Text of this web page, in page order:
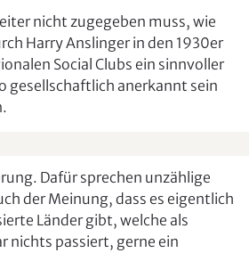
nicht zugegeben muss, wie
Harry Anslinger in den 1930er
Social Clubs ein sinnvoller
gesellschaftlich anerkannt sein
Dafür sprechen unzählige
der Meinung, dass es eigentlich
Länder gibt, welche als
nichts passiert, gerne ein